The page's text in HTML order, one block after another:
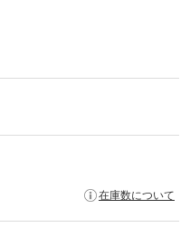
在庫数について